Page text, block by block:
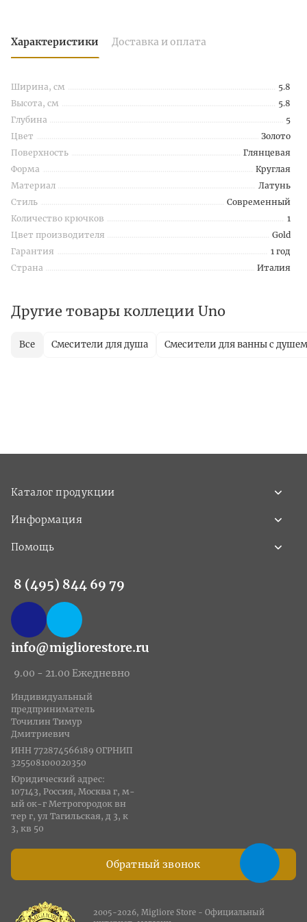
Характеристики Доставка и оплата
Ширина, см
5.8
Высота, см
5.8
Глубина
5
Цвет
Золото
Поверхность
Глянцевая
Форма
Круглая
Материал
Латунь
Стиль
Современный
Количество крючков
1
Цвет производителя
Gold
Гарантия
1 год
Страна
Италия
Другие товары коллеции Uno
Все Смесители для душа Смесители для ванны с душем
Каталог продукции
Информация
Помощь
8 (495) 844 69 79
info@migliorestore.ru
9.00 - 21.00 Ежедневно
Обратный звонок
Индивидуальный
предприниматель
Точилин Тимур
Дмитриевич
ИНН 772874566189 ОГРНИП
325508100020350
Юридический адрес:
107143, Россия, Москва г, м-
ый ок-г Метрогородок вн
тер г, ул Тагильская, д 3, к
3, кв 50
2005-2026, Migliore Store - Официальный